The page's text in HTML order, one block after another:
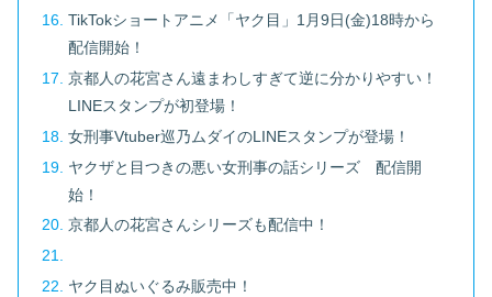
TikTokショートアニメ「ヤク目」1月9日(金)18時から
配信開始！
京都人の花宮さん遠まわしすぎて逆に分かりやすい！
LINEスタンプが初登場！
女刑事Vtuber巡乃ムダイのLINEスタンプが登場！
ヤクザと目つきの悪い女刑事の話シリーズ 配信開
始！
京都人の花宮さんシリーズも配信中！
ヤク目ぬいぐるみ販売中！